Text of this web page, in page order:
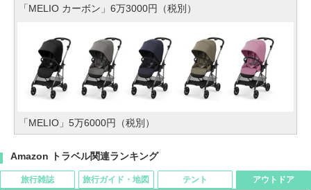
「MELIO カーボン」6万3000円（税別）
「MELIO」5万6000円（税別）
Amazon トラベル関連ランキング
旅行雑誌 旅行ガイド・地図 テント アウトドア